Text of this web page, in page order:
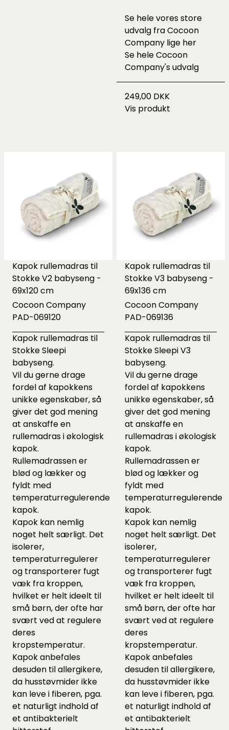
Se hele vores store
udvalg fra Cocoon
Company lige her
Se heleCocoon
Company's udvalg
249,00 DKK
Vis produkt
Kapok rullemadras til
Stokke V2 babyseng -
69x120 cm
Cocoon Company
PAD-069120
Kapok rullemadras til
Stokke Sleepi
babyseng.
Vil du gerne drage
fordel af kapokkens
unikke egenskaber, så
giver det god mening
at anskaffe en
rullemadras i økologisk
kapok.
Rullemadrassen er
blød og lækker og
fyldt med
temperaturregulerende
kapok.
Kapok kan nemlig
noget helt særligt. Det
isolerer,
temperaturregulerer
og transporterer fugt
væk fra kroppen,
hvilket er helt ideelt til
små børn, der ofte har
svært ved at regulere
deres
kropstemperatur.
Kapok anbefales
desuden til allergikere,
da husstøvmider ikke
kan leve i fiberen, pga.
et naturligt indhold af
et antibakterielt
Kapok rullemadras til
Stokke V3 babyseng -
69x136 cm
Cocoon Company
PAD-069136
Kapok rullemadras til
Stokke Sleepi V3
babyseng.
Vil du gerne drage
fordel af kapokkens
unikke egenskaber, så
giver det god mening
at anskaffe en
rullemadras i økologisk
kapok.
Rullemadrassen er
blød og lækker og
fyldt med
temperaturregulerende
kapok.
Kapok kan nemlig
noget helt særligt. Det
isolerer,
temperaturregulerer
og transporterer fugt
væk fra kroppen,
hvilket er helt ideelt til
små børn, der ofte har
svært ved at regulere
deres
kropstemperatur.
Kapok anbefales
desuden til allergikere,
da husstøvmider ikke
kan leve i fiberen, pga.
et naturligt indhold af
et antibakterielt